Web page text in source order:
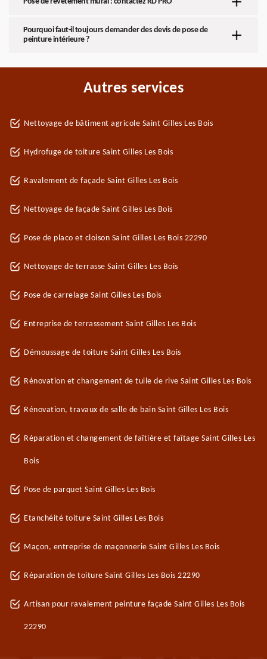
Pourquoi faut-il toujours demander des devis de pose de
peinture intérieure ?
Autres services
Nettoyage de bâtiment agricole Saint Gilles Les Bois
Hydrofuge de toiture Saint Gilles Les Bois
Ravalement de façade Saint Gilles Les Bois
Nettoyage de façade Saint Gilles Les Bois
Pose de placo et cloison Saint Gilles Les Bois 22290
Nettoyage de terrasse Saint Gilles Les Bois
Pose de carrelage Saint Gilles Les Bois
Entreprise de terrassement Saint Gilles Les Bois
Démoussage de toiture Saint Gilles Les Bois
Rénovation et changement de tuile de rive Saint Gilles Les Bois
Rénovation, travaux de salle de bain Saint Gilles Les Bois
Réparation et changement de faîtière et faîtage Saint Gilles Les
Bois
Pose de parquet Saint Gilles Les Bois
Etanchéité toiture Saint Gilles Les Bois
Maçon, entreprise de maçonnerie Saint Gilles Les Bois
Réparation de toiture Saint Gilles Les Bois 22290
Artisan pour ravalement peinture façade Saint Gilles Les Bois
22290